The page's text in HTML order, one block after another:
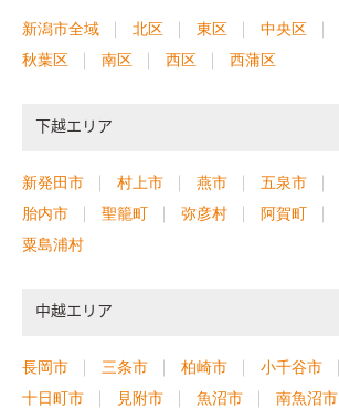
新潟市全域 北区 東区 中央区
秋葉区
南区 西区 西蒲区
下越エリア
新発田市 村上市 燕市 五泉市
胎内市
聖籠町 弥彦村 阿賀町
粟島浦村
中越エリア
長岡市 三条市 柏崎市 小千谷市
十日町市
見附市 魚沼市 南魚沼市